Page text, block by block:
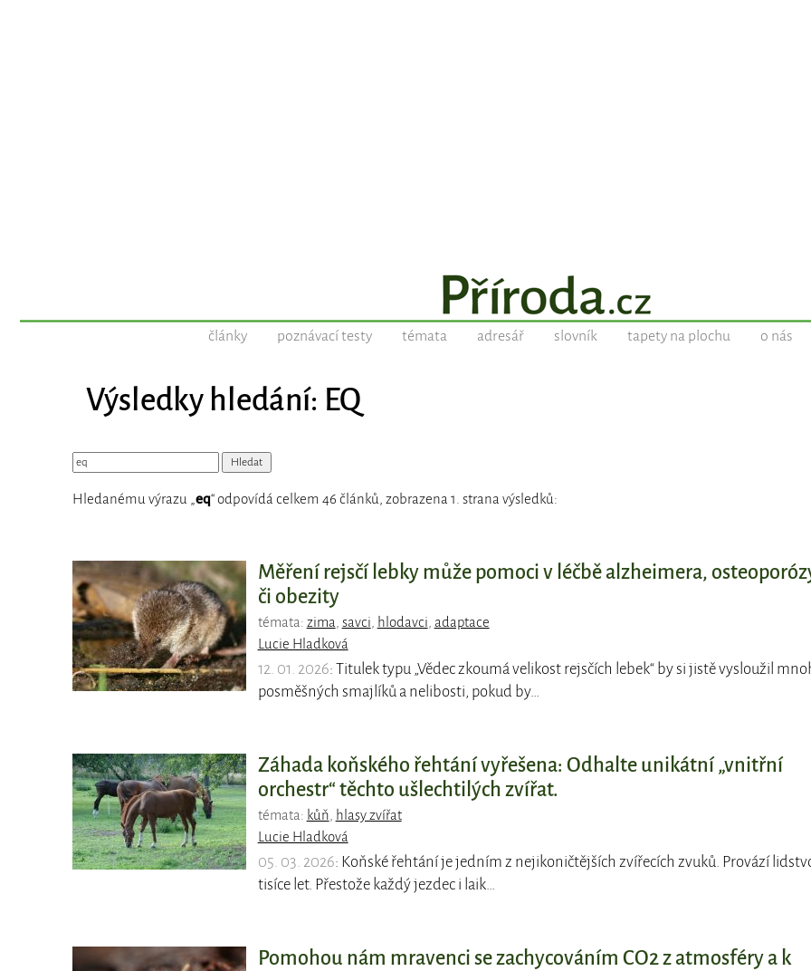
články poznávací testy témata adresář slovník tapety na plochu o nás
Výsledky hledání: EQ
Hledanému výrazu „ eq“ odpovídá celkem 46 článků, zobrazena 1. strana výsledků:
Měření rejsčí lebky může pomoci v léčbě alzheimera,
či obezity
témata: zima savci hlodavci adaptace
Lucie Hladková
12. 01. 2026: Titulek typu „Vědec zkoumá velikost rejsčích lebek“ by si jistě vysloužil
posměšných smajlíků a nelibosti, pokud by…
Záhada koňského řehtání vyřešena: Odhalte unikátní „vnitřní
orchestr“ těchto ušlechtilých zvířat.
témata: kůň
hlasy zvířat
Lucie Hladková
05. 03. 2026: Koňské řehtání je jedním z nejikoničtějších zvířecích zvuků. Provází
tisíce let. Přestože každý jezdec i laik…
Pomohou nám mravenci se zachycováním CO2 z atmosféry a k